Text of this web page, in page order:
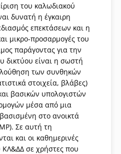
του καλωδιακού
δυνατή η έγκαιρη
επεκτάσεων και η
μικρο-προσαρμογές του
παράγοντας για την
δικτύου είναι η σωστή
των συνθηκών
στοιχεία, βλάβες)
βασικών υπολογιστών
μέσα από μια
στο ανοικτά
Σε αυτή τη
και οι καθημερινές
ΚΛ&ΔΔ σε χρήστες που